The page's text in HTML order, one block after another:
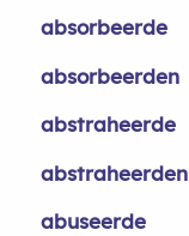
absorbeerde
absorbeerden
abstraheerde
abstraheerden
abuseerde